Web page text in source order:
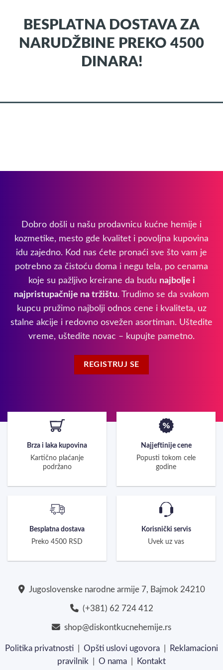
BESPLATNA DOSTAVA ZA
NARUDŽBINE PREKO 4500
DINARA!
Dobro došli u našu prodavnicu kućne hemije i
kozmetike, mesto gde kvalitet i povoljna kupovina
idu zajedno. Kod nas ćete pronaći sve što vam je
potrebno za čistoću doma i negu tela, po cenama
koje su pažljivo kreirane da budu najbolje i
najpristupačnije na tržištu. Trudimo se da svakom
kupcu pružimo najbolji odnos cene i kvaliteta, uz
stalne akcije i redovno osvežen asortiman. Uštedite
vreme, uštedite novac – kupujte pametno.
REGISTRUJ SE
Brza i laka kupovina
Kartično plaćanje
podržano
Najjeftinije cene
Popusti tokom cele
godine
Besplatna dostava
Preko 4500 RSD
Korisnički servis
Uvek uz vas
Jugoslovenske narodne armije 7, Bajmok 24210
(+381) 62 724 412
shop@diskontkucnehemije.rs
Politika privatnosti Opšti uslovi ugovora
Reklamacioni
pravilnik
O nama Kontakt